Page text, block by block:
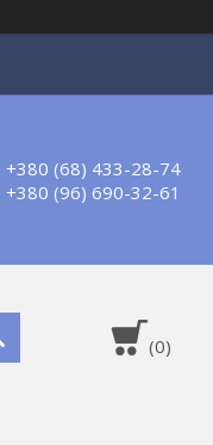
+380 (68) 433-28-74
+380 (96) 690-32-61